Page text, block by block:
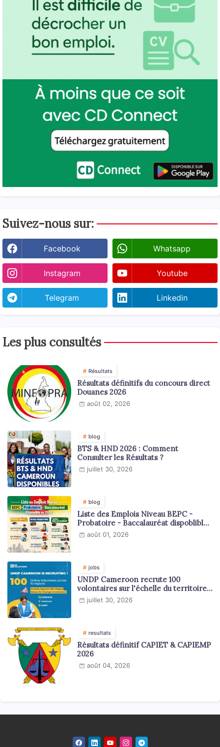
Suivez-nous sur:
Facebook Whatsapp
Instagram Youtube
Telegram Linkedin
Les plus consultés
Résultats
Résultats définitifs du concours direct
Douanes 2026
août 02, 2026
blog
BTS & HND 2026 : Comment
Consulter les Résultats ?
juillet 30, 2026
blog
Liste des Emplois Niveau BEPC -
Probatoire - Baccalauréat dispoblible
en 2026
août 01, 2026
jobs
UNDP Cameroon recrute 100
volontaires sur l'échelle du territoire
national
juillet 30, 2026
resultats
Résultats définitif CAPIET & CAPIEMP
2026
août 04, 2026